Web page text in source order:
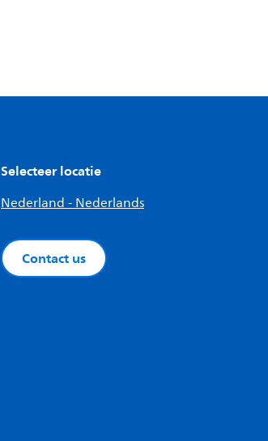
Selecteer locatie
Nederland - Nederlands
Contact us